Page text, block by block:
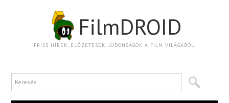
FilmDROID
FRISS HÍREK, ELŐZETESEK, ÚJDONSÁGOK A FILM VILÁGÁBÓL.